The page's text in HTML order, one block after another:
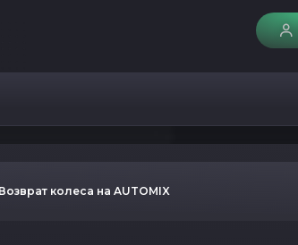
Возврат колеса на AUTOMIX